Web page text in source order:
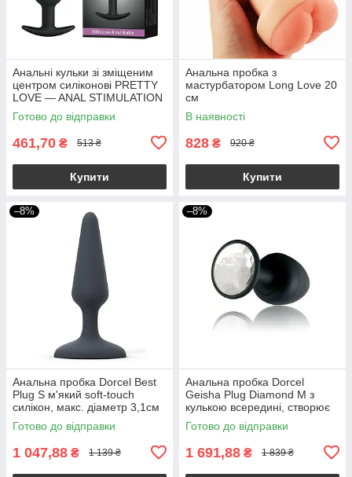
Анальні кульки зі зміщеним
центром силіконові PRETTY
LOVE — ANAL STIMULATION
2,5-3,0 см якір
Готово до відправки
461,70 ₴ 513 ₴
Купити
Анальна пробка з
мастурбатором Long Love 20
см
В наявності
828 ₴ 920 ₴
Купити
–8%
Анальна пробка Dorcel Best
Plug S м'який soft-touch
силікон, макс. діаметр 3,1см
Готово до відправки
1 047,88 ₴ 1 139 ₴
–8%
Анальна пробка Dorcel
Geisha Plug Diamond M з
кулькою всередині, створює
вібрації, макс. діам. 3,2см
Готово до відправки
1 691,88 ₴ 1 839 ₴